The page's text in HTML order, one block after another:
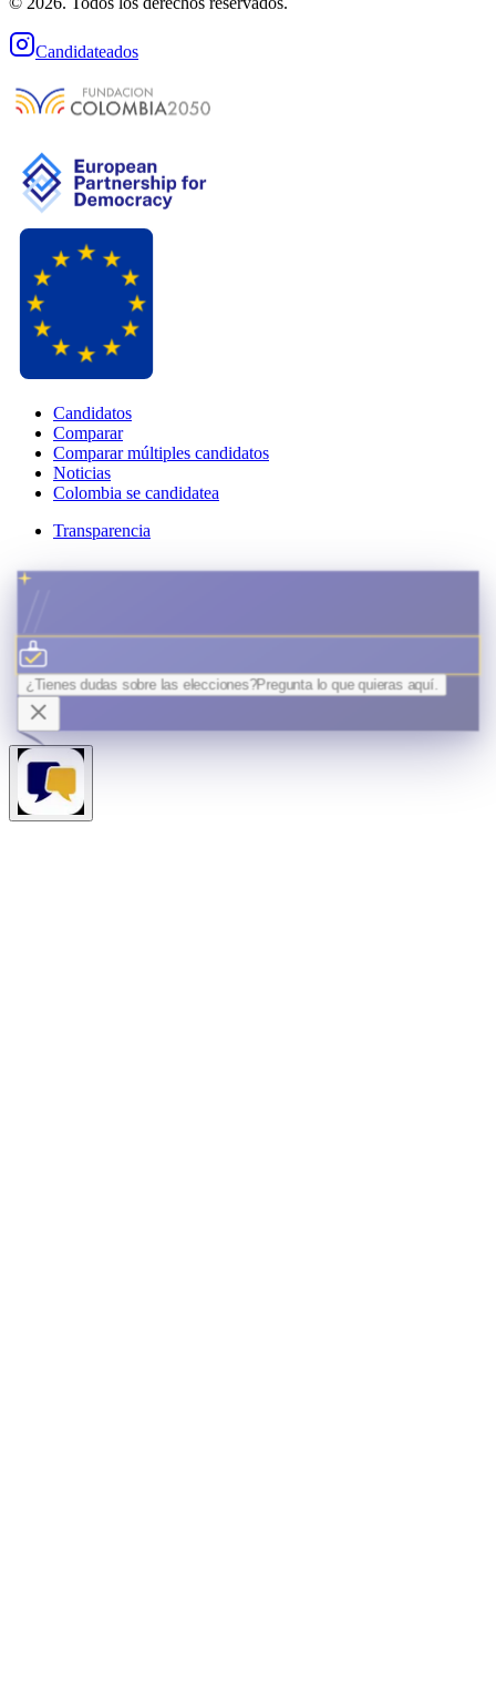
Candidateados
Candidatos
Comparar
Comparar múltiples candidatos
Noticias
Colombia se candidatea
Transparencia
¿Tienes dudas sobre las elecciones?Pregunta lo que quierasaquí.